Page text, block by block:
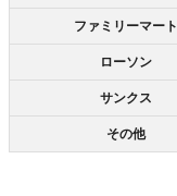
ファミリーマート
ローソン
サンクス
その他